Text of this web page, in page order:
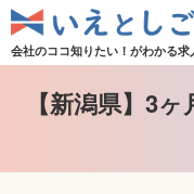
会社のココ知りたい！がわかる求
【新潟県】3